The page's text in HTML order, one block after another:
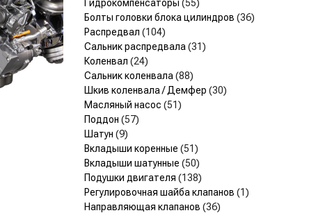
Гидрокомпенсаторы (55)
Болты головки блока цилиндров (36)
Распредвал (104)
Сальник распредвала (31)
Коленвал (24)
Сальник коленвала (88)
Шкив коленвала / Демфер (30)
Масляный насос (51)
Поддон (57)
Шатун (9)
Вкладыши коренные (51)
Вкладыши шатунные (50)
Подушки двигателя (138)
Регулировочная шайба клапанов (1)
Направляющая клапанов (36)